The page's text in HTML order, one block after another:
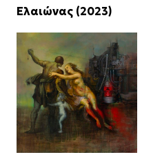
Ελαιώνας (2023)